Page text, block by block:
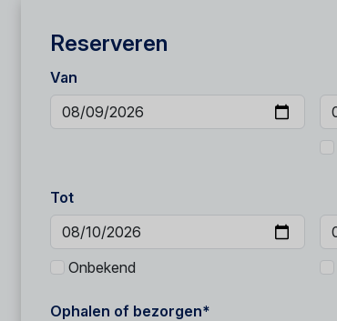
Reserveren
Van
Tot
Onbekend
Ophalen of bezorgen*